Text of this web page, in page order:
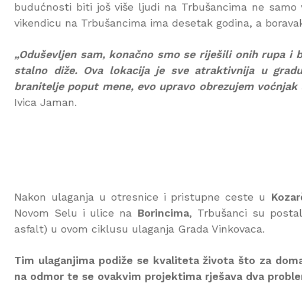
budućnosti biti još više ljudi na Trbušancima ne samo
vikendicu na Trbušancima ima desetak godina, a
„Oduševljen sam, konačno smo se riješili onih rupa i
stalno diže. Ova lokacija je sve atraktivnija u
branitelje poput mene, evo upravo obrezujem
Ivica Jaman.
Nakon ulaganja u otresnice i pristupne ceste u
Novom Selu i ulice na Borincima, Trbušanci su
asfalt) u ovom ciklusu ulaganja Grada Vinkovaca.
Tim ulaganjima podiže se kvaliteta života što za
na odmor te se ovakvim projektima rješava dva